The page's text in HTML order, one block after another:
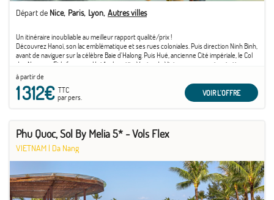
Départ de Nice Paris Lyon Autres villes
Un itinéraire inoubliable au meilleur rapport qualité/prix !
Découvrez Hanoï, son lac emblématique et ses rues coloniales. Puis direction Ninh Binh,
avant de naviguer sur la célèbre Baie d'Halong. Puis Hué, ancienne Cité impériale, le Col
des Nuages... Et la fameuse Hoi An, la petite Venise du Vietnam avec ses inspirations
japonaises et chinoises. Sans oublier le charme de l'antique Saigon...
à partir de
1 312€TTC
par pers.
VOIR L'OFFRE
Phu Quoc, Sol By Melia 5* - Vols Flex
VIETNAM | Da Nang